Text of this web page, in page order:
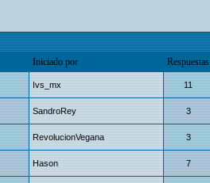
Iniciado por Respuestas
Ivs_mx 11
SandroRey 3
RevolucionVegana 3
Hason 7